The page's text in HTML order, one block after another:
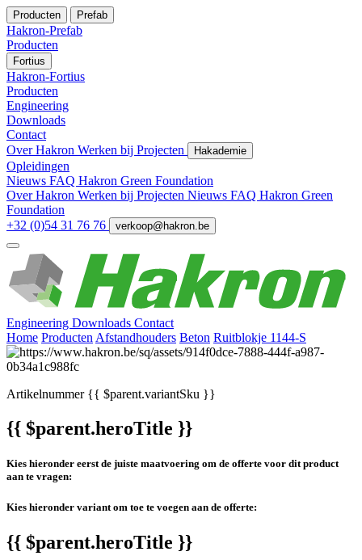
Producten Prefab
Hakron-Prefab
Producten
Fortius
Hakron-Fortius
Producten
Engineering
Downloads
Contact
Over Hakron Werken bij Projecten Hakademie
Opleidingen
Nieuws FAQ Hakron Green Foundation
Over Hakron Werken bij Projecten Nieuws FAQ Hakron Green
Foundation
+32 (0)54 31 76 76
verkoop@hakron.be
Engineering Downloads Contact
Home Producten Afstandhouders Beton Ruitblokje 1144-S
Artikelnummer{{ $parent.variantSku }}
{{ $parent.heroTitle }}
Kies hieronder eerst de juiste maatvoering om de offerte voor dit product
aan te vragen:
Kies hieronder variant om toe te voegen aan de offerte:
{{ $parent.heroTitle }}